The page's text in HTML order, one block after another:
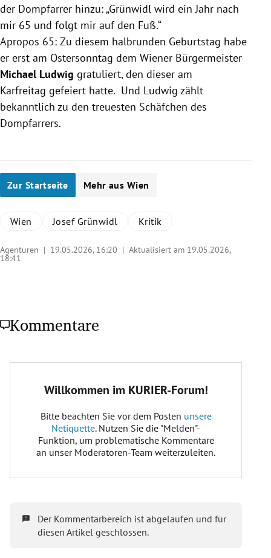
der Dompfarrer hinzu: „Grünwidl wird ein Jahr nach
mir 65 und folgt mir auf den Fuß.“
Apropos 65: Zu diesem halbrunden Geburtstag habe
er erst am Ostersonntag dem Wiener Bürgermeister
Michael Ludwig gratuliert, den dieser am
Karfreitag gefeiert hatte. Und Ludwig zählt
bekanntlich zu den treuesten Schäfchen des
Dompfarrers.
Zur Startseite Mehr aus Wien
Wien Josef Grünwidl Kritik
Agenturen | 19.05.2026, 16:20 | Aktualisiert am 19.05.2026,
18:41
Kommentare